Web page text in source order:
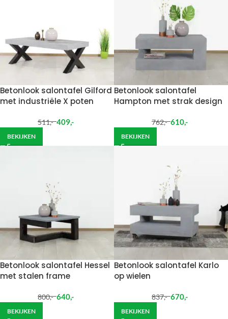
Betonlook salontafel Gilford
met industriële X poten
511,- 409,-
BEKIJKEN
Betonlook salontafel
Hampton met strak design
762,- 610,-
BEKIJKEN
Betonlook salontafel Hessel
met stalen frame
800,- 640,-
BEKIJKEN
Betonlook salontafel Karlo
op wielen
837,- 670,-
BEKIJKEN